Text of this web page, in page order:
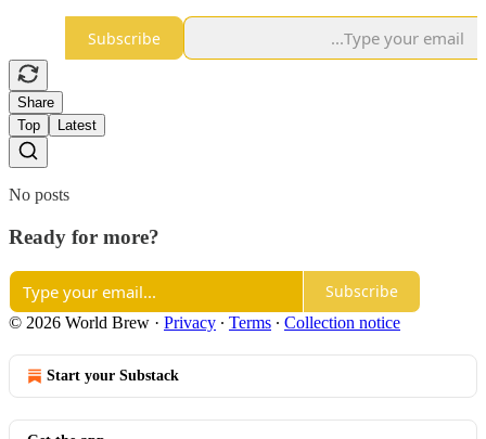
Subscribe
Share
Top
Latest
No posts
Ready for more?
Subscribe
© 2026 World Brew · Privacy ∙ Terms ∙ Collection notice
Start your Substack